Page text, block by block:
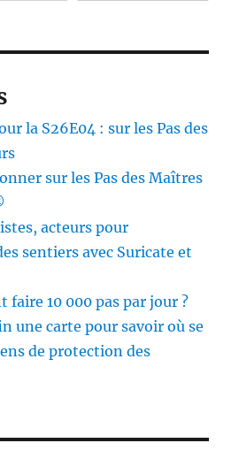
la S26E04 : sur les Pas des
sur les Pas des Maîtres
acteurs pour
sentiers avec Suricate et
10 000 pas par jour ?
une carte pour savoir où se
de protection des